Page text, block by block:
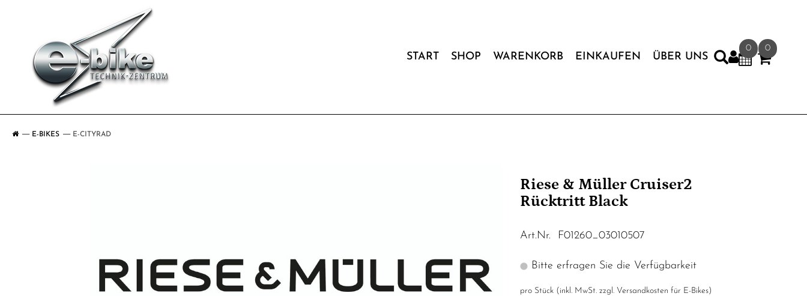
START SHOP WARENKORB EINKAUFEN ÜBER UNS
0 0
E-BIKES E-CITYRAD
Riese & Müller Cruiser2
Rücktritt Black
Art.Nr. F01260_03010507
Bitte erfragen Sie die Verfügbarkeit
pro Stück (inkl. MwSt. zzgl. Versandkosten für E-Bikes)